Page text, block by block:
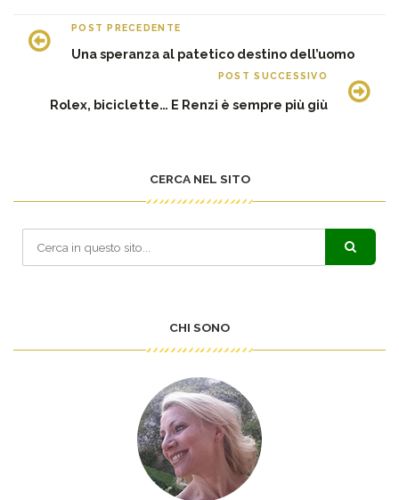
POST PRECEDENTE
Una speranza al patetico destino dell’uomo
POST SUCCESSIVO
Rolex, biciclette… E Renzi è sempre più giù
CERCA NEL SITO
CHI SONO